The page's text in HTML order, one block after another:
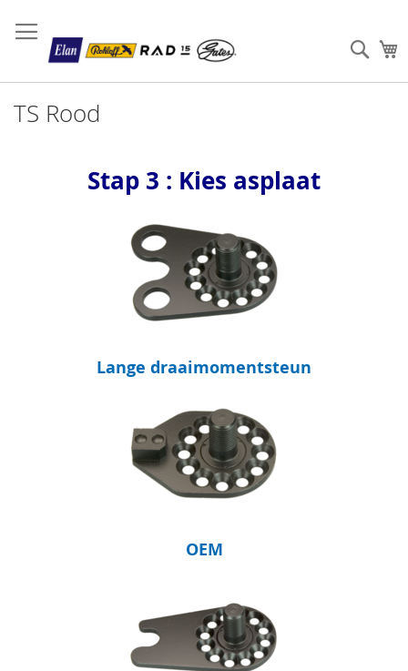
TS Rood
Stap 3 : Kies asplaat
Lange draaimomentsteun
OEM